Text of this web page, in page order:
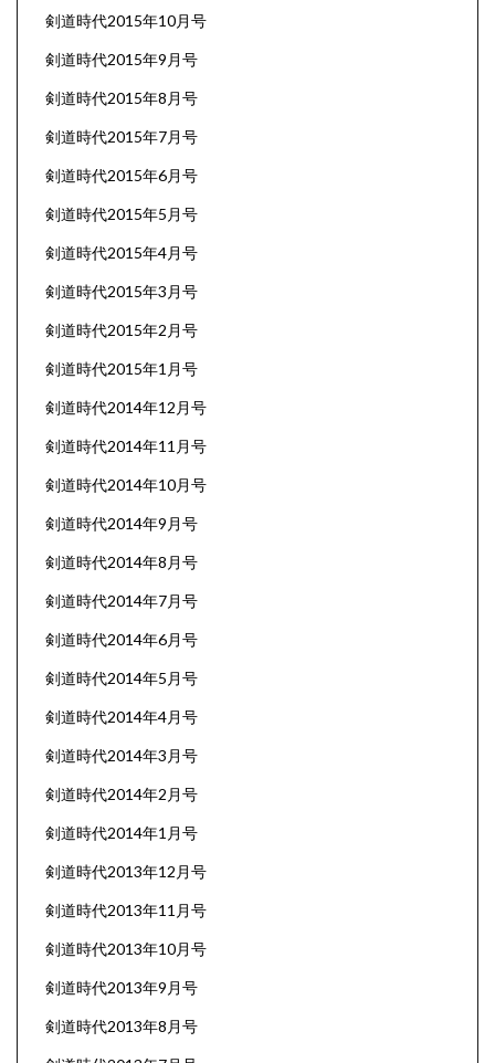
剣道時代2015年10月号
剣道時代2015年9月号
剣道時代2015年8月号
剣道時代2015年7月号
剣道時代2015年6月号
剣道時代2015年5月号
剣道時代2015年4月号
剣道時代2015年3月号
剣道時代2015年2月号
剣道時代2015年1月号
剣道時代2014年12月号
剣道時代2014年11月号
剣道時代2014年10月号
剣道時代2014年9月号
剣道時代2014年8月号
剣道時代2014年7月号
剣道時代2014年6月号
剣道時代2014年5月号
剣道時代2014年4月号
剣道時代2014年3月号
剣道時代2014年2月号
剣道時代2014年1月号
剣道時代2013年12月号
剣道時代2013年11月号
剣道時代2013年10月号
剣道時代2013年9月号
剣道時代2013年8月号